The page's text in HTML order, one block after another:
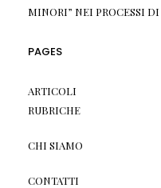
MINORI” NEI PROCESSI
PAGES
ARTICOLI
RUBRICHE
CHI SIAMO
CONTATTI